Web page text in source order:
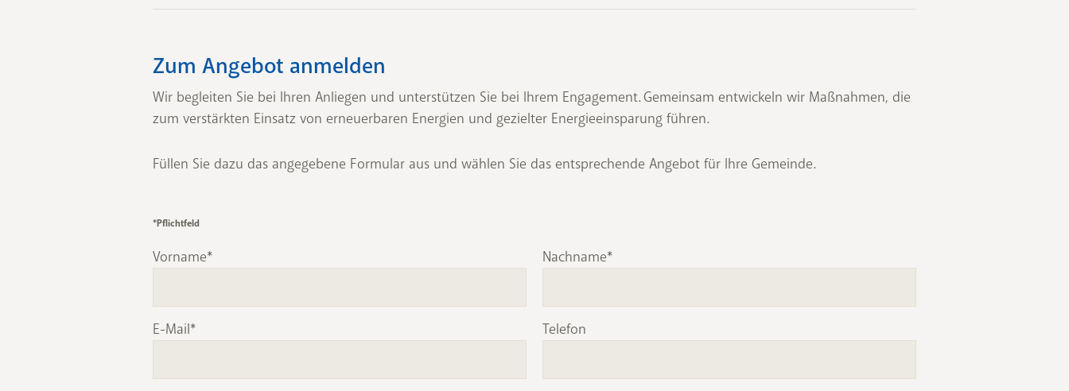
Zum Angebot anmelden
Wir begleiten Sie bei Ihren Anliegen und unterstützen Sie bei Ihrem Engagement. Gemeinsam entwickeln wir Maßnahmen, die
zum verstärkten Einsatz von erneuerbaren Energien und gezielter Energieeinsparung führen.
Füllen Sie dazu das angegebene Formular aus und wählen Sie das entsprechende Angebot für Ihre Gemeinde.
*Pflichtfeld
Vorname Nachname
E-Mail Telefon